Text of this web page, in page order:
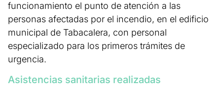
funcionamiento el punto de atención a las
personas afectadas por el incendio, en el edificio
municipal de Tabacalera, con personal
especializado para los primeros trámites de
urgencia.
Asistencias sanitarias realizadas